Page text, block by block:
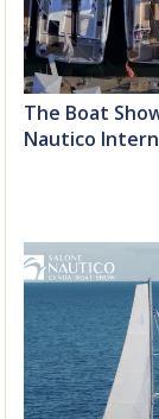
The Boat
Nautico